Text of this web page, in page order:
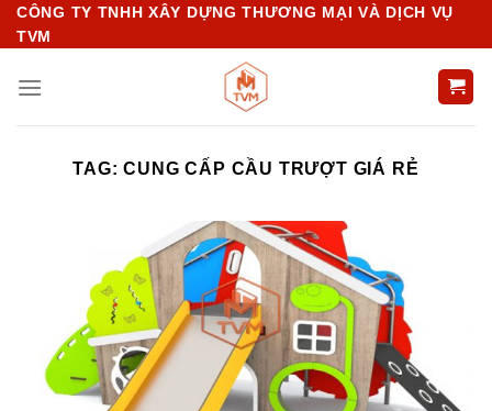
Chuyển
đến
dung
CÔNG TY TNHH XÂY DỰNG THƯƠNG MẠI VÀ DỊCH VỤ
TVM
TAG:CUNG CẤP CẦU TRƯỢT GIÁ RẺ